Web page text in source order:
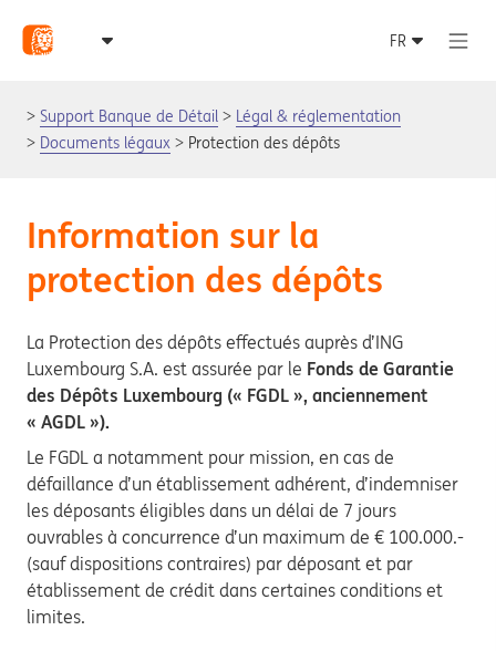
Support Banque de Détail
Légal & réglementation
Documents légaux
Protection des dépôts
Information sur la
protection des dépôts
La Protection des dépôts effectués auprès d’ING
Luxembourg S.A. est assurée par le Fonds de Garantie
des Dépôts Luxembourg (« FGDL », anciennement
« AGDL »).
Le FGDL a notamment pour mission, en cas de
défaillance d’un établissement adhérent, d’indemniser
les déposants éligibles dans un délai de 7 jours
ouvrables à concurrence d’un maximum de € 100.000.-
(sauf dispositions contraires) par déposant et par
établissement de crédit dans certaines conditions et
limites.